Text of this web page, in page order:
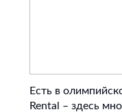
Есть в
Rental – здесь